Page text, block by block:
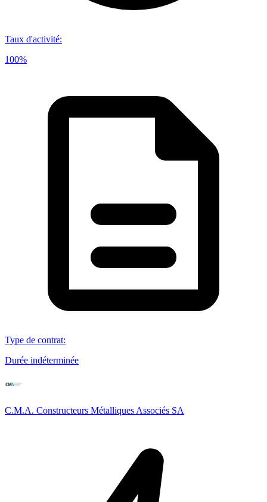
Taux d'activité:
100%
Type de contrat:
Durée indéterminée
C.M.A. Constructeurs Métalliques Associés SA